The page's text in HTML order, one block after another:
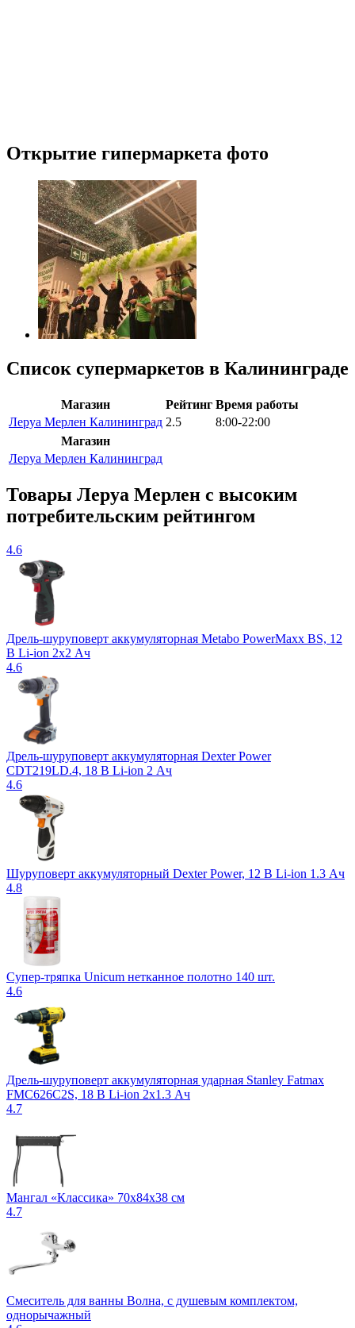
Открытие гипермаркета фото
Список супермаркетов в Калининграде
Магазин Рейтинг Время работы
Леруа Мерлен Калининград 2.5
8:00-22:00
Магазин
Леруа Мерлен Калининград
Товары Леруа Мерлен c высоким
потребительским рейтингом
4.6
Дрель-шуруповерт аккумуляторная Metabo PowerMaxx BS, 12
В Li-ion 2х2 Ач
4.6
Дрель-шуруповерт аккумуляторная Dexter Power
CDT219LD.4, 18 В Li-ion 2 Ач
4.6
Шуруповерт аккумуляторный Dexter Power, 12 В Li-ion 1.3 Ач
4.8
Супер-тряпка Unicum нетканное полотно 140 шт.
4.6
Дрель-шуруповерт аккумуляторная ударная Stanley Fatmax
FMC626C2S, 18 В Li-ion 2х1.3 Ач
4.7
Мангал «Классика» 70x84x38 см
4.7
Смеситель для ванны Волна, с душевым комплектом,
однорычажный